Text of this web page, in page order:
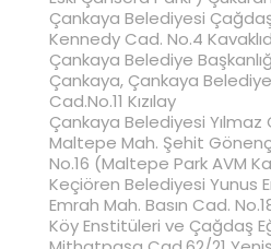
Çankaya Belediyesi
Kennedy Cad. No.4
Çankaya Belediye
Çankaya, Çankaya
Cad.No.11 Kızılay
Çankaya Belediyesi Yılmaz
Maltepe Mah. Şehit
No.16 (Maltepe Park AVM
Keçiören Belediyesi Yunus
Emrah Mah. Basın Cad.
Köy Enstitüleri ve Çağdaş